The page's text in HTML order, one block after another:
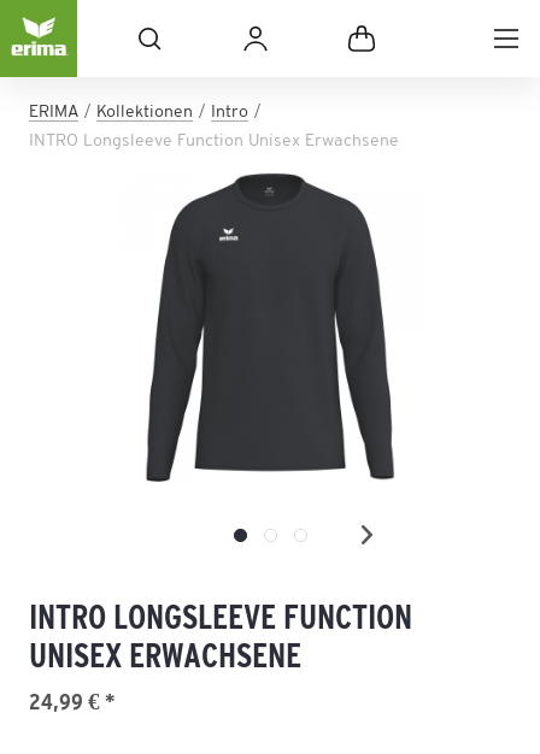
ERIMA Kollektionen
Intro
INTRO Longsleeve Function Unisex Erwachsene
INTRO LONGSLEEVE FUNCTION
UNISEX ERWACHSENE
24,99 € *